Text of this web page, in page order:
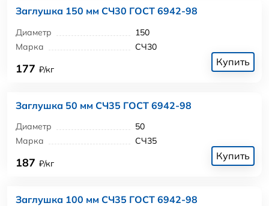
Заглушка 150 мм СЧ30 ГОСТ 6942-98
Диаметр
150
Марка
СЧ30
177 ₽/кг
Купить
Заглушка 50 мм СЧ35 ГОСТ 6942-98
Диаметр
50
Марка
СЧ35
187 ₽/кг
Купить
Заглушка 100 мм СЧ35 ГОСТ 6942-98